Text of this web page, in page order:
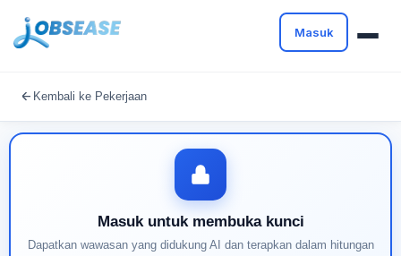
Masuk
Kembali ke Pekerjaan
Masuk untuk membuka kunci
Dapatkan wawasan yang didukung AI dan terapkan dalam hitungan
Buat profil Anda untuk membuka kunci pencocokan